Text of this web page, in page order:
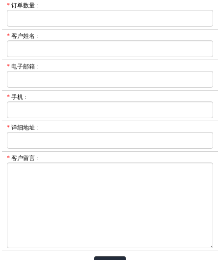
* 订单数量 :
* 客户姓名 :
* 电子邮箱 :
* 手机 :
* 详细地址 :
* 客户留言 :